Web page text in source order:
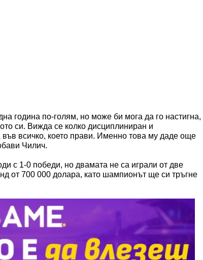
година по-голям, но може би мога да го настигна,
си. Вижда се колко дисциплиниран и
всичко, което прави. Именно това му даде още
Чилич.
с 1-0 победи, но двамата не са играли от две
от 700 000 долара, като шампионът ще си тръгне